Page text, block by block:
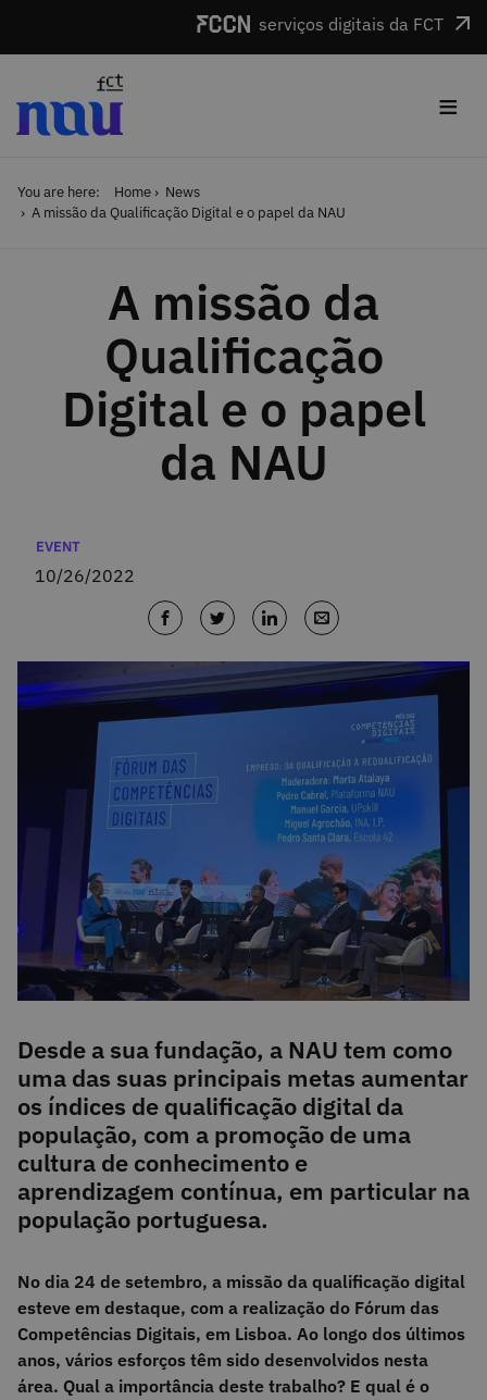
serviços digitais da FCT
≡
You are here: Home
News
A missão da Qualificação Digital e o papel da NAU
A missão da
Qualificação
Digital e o papel
da NAU
Categories
EVENT
10/26/2022
Desde a sua fundação, a NAU tem como
uma das suas principais metas aumentar
os índices de qualificação digital da
população, com a promoção de uma
cultura de conhecimento e
aprendizagem contínua, em particular na
população portuguesa.
No dia 24 de setembro, a missão da qualificação digital
esteve em destaque, com a realização do Fórum das
Competências Digitais, em Lisboa. Ao longo dos últimos
anos, vários esforços têm sido desenvolvidos nesta
área. Qual a importância deste trabalho? E qual é o